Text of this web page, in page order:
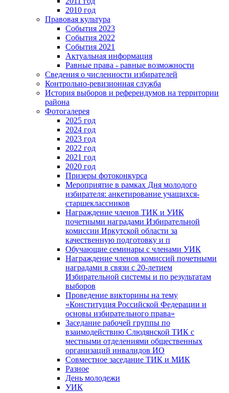
2010 год
Правовая культура
События 2023
События 2022
События 2021
Актуальная информация
Равные права - равные возможности
Сведения о численности избирателей
Контрольно-ревизионная служба
История выборов и референдумов на территории
района
Фотогалерея
2025 год
2024 год
2023 год
2022 год
2021 год
2020 год
Призеры фотоконкурса
Мероприятие в рамках Дня молодого
избирателя: анкетирование учащихся-
старшеклассников
Награждение членов ТИК и УИК
почетными наградами Избирательной
комиссии Иркутской области за
качественную подготовку и п
Обучающие семинары с членами УИК
Награждение членов комиссий почетными
наградами в связи с 20-летием
Избирательной системы и по результатам
выборов
Проведение викторины на тему
«Конституция Российской Федерации и
основы избирательного права»
Заседание рабочей группы по
взаимодействию Слюдянской ТИК с
местными отделениями общественных
организаций инвалидов ИО
Совместное заседание ТИК и МИК
Разное
День молодежи
УИК